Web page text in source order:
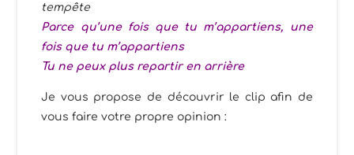
tempête
Parce qu’une fois que tu m’appartiens, une
fois que tu m’appartiens
Tu ne peux plus repartir en arrière
Je vous propose de découvrir le clip afin de
vous faire votre propre opinion :